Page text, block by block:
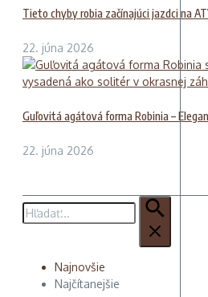
Tieto chyby robia začínajúci jazdci na
22. júna 2026
Guľovitá agátová forma Robinia –
22. júna 2026
Hľadať:
Najnovšie
Najčítanejšie